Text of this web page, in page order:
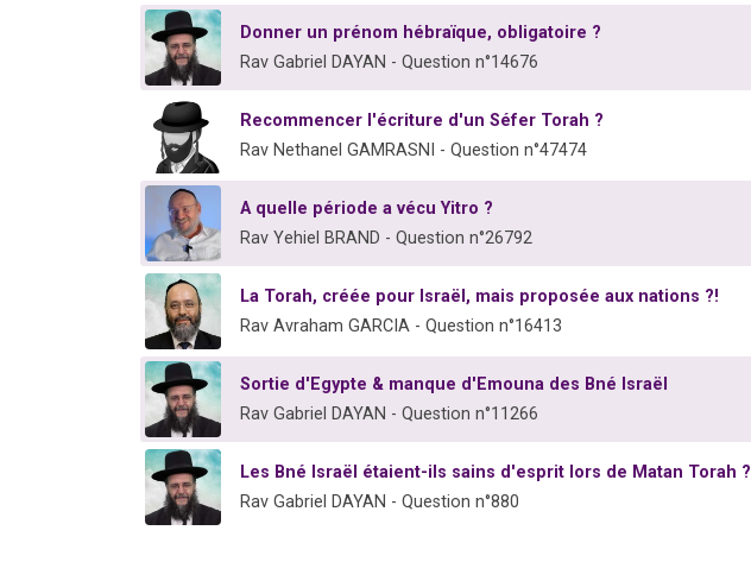
Donner un prénom hébraïque, obligatoire ?
Rav Gabriel DAYAN - Question n°14676
Recommencer l'écriture d'un Séfer Torah ?
Rav Nethanel GAMRASNI - Question n°47474
A quelle période a vécu Yitro ?
Rav Yehiel BRAND - Question n°26792
La Torah, créée pour Israël, mais proposée aux nations ?!
Rav Avraham GARCIA - Question n°16413
Sortie d'Egypte & manque d'Emouna des Bné Israël
Rav Gabriel DAYAN - Question n°11266
Les Bné Israël étaient-ils sains d'esprit lors de Matan Torah ?
Rav Gabriel DAYAN - Question n°880